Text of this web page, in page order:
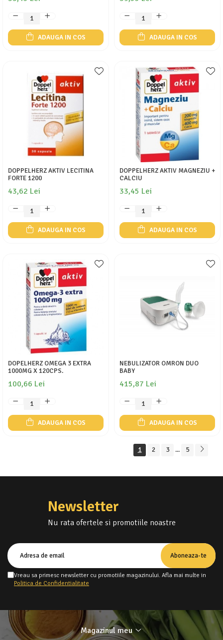
ADAUGA IN COS ADAUGA IN COS
DOPPELHERZ AKTIV LECITINA
FORTE 1200
43,62 Lei
ADAUGA IN COS
DOPPELHERZ AKTIV MAGNEZIU +
CALCIU
33,45 Lei
ADAUGA IN COS
DOPELHERZ OMEGA 3 EXTRA
1000MG X 120CPS.
100,66 Lei
ADAUGA IN COS
NEBULIZATOR OMRON DUO
BABY
415,87 Lei
ADAUGA IN COS
1 2 3 ... 5
Newsletter
Nu rata ofertele si promotiile noastre
Vreau sa primesc newsletter cu promotiile magazinului. Afla mai multe in
Politica de Confidentialitate
Magazinul meu